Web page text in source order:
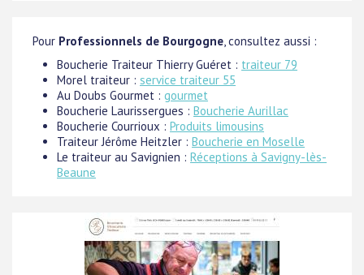
Pour Professionnels de Bourgogne, consultez aussi :
Boucherie Traiteur Thierry Guéret : traiteur 79
Morel traiteur : service traiteur 55
Au Doubs Gourmet : gourmet
Boucherie Laurissergues : Boucherie Aurillac
Boucherie Courrioux : Produits limousins
Traiteur Jérôme Heitzler : Boucherie en Moselle
Le traiteur au Savignien : Réceptions à Savigny-lès-
Beaune